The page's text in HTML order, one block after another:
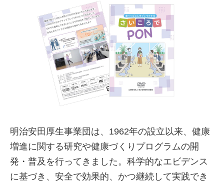
明治安田厚生事業団は、1962年の設立以来、健康
増進に関する研究や健康づくりプログラムの開
発・普及を行ってきました。科学的なエビデンス
に基づき、安全で効果的、かつ継続して実践でき